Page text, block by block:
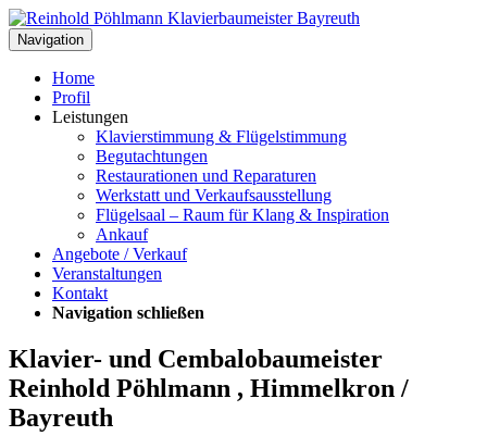
Navigation
Home
Profil
Leistungen
Klavierstimmung & Flügelstimmung
Begutachtungen
Restaurationen und Reparaturen
Werkstatt und Verkaufsausstellung
Flügelsaal – Raum für Klang & Inspiration
Ankauf
Angebote / Verkauf
Veranstaltungen
Kontakt
Navigation schließen
Klavier- und Cembalobaumeister
Reinhold Pöhlmann , Himmelkron /
Bayreuth